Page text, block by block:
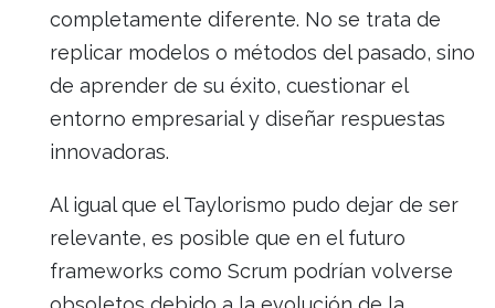
completamente diferente. No se trata de
replicar modelos o métodos del pasado, sino
de aprender de su éxito, cuestionar el
entorno empresarial y diseñar respuestas
innovadoras.
Al igual que el Taylorismo pudo dejar de ser
relevante, es posible que en el futuro
frameworks como Scrum podrían volverse